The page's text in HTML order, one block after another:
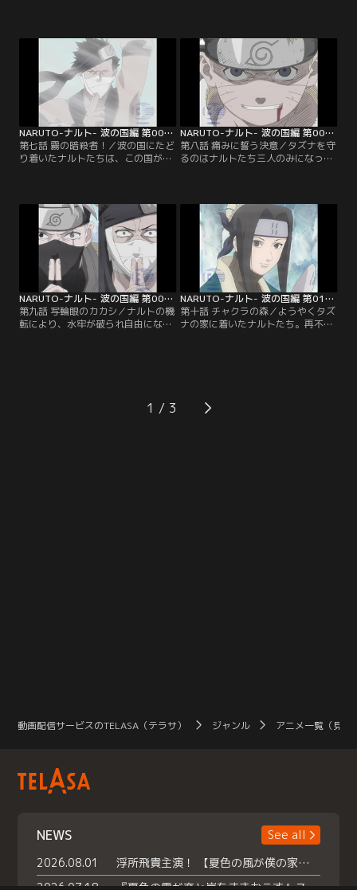
は全員アカデミーに逆もどりになっ
てしまうと焦り始めるナルトたち。
ところが、実はカカシはこの試練の
中で、ある重要なことをナルトたち
三人に教えようとしていた…。【提
供：バンダイチャンネル】
猛抗議。ヘソを曲げたナルトに困惑
気味の火影だが、ナルトのやる気を
感じとり、重要な任務を与えること
にする。それは「タズナ」という人
物を祖国の「波の国」まで護衛する
任務で…。【提供：バンダイチャン
ネル】
NARUTO-ナルト- 波の国編 第007話
第七話 霧の暗殺者！／波の国にたど
り着いたナルトたちは、この国が
興奮するナルト。しかし、カカシは
「とうていお前のかなう相手ではな
い」とナルトに告げる。いつもと様
子の違うカカシに、ナルトたちはた
だならぬものを感じて…。【提供：
バンダイチャンネル】
NARUTO-ナルト- 波の国編 第008話
第八話 痛みに誓う決意／タズナを守
るのはナルトたち三人のみになって
ニックになり、逃げ出そうとする。
だが、「二度と逃げない」という左
手の誓いを思い出し、勇気を振りし
ぼって踏みとどまる。そんなナルト
の脳裏に起死回生の作戦が閃く…。
【提供：バンダイチャンネル】
NARUTO-ナルト- 波の国編 第009話
第九話 写輪眼のカカシ／ナルトの機
転により、水牢が破られ自由になっ
に自分の術で、それも数倍の破壊力
を持つカカシの攻撃により再不斬は
NARUTO-ナルト- 波の国編 第010話
第十話 チャクラの森／ようやくタズ
ナの家に着いたナルトたち。再不斬
あの仮面の少年は再不斬の遺体を持
ち帰ったのか？そして、みちびき出
1
動画配信サービスのTELASA（テラサ） ジャンル アニメ一覧（見放
NEWS
See all
2026.08.01
浮所飛貴主演！ 【夏色の風が僕の家にやってきた】 本日よりテラサで独占配信スタート！